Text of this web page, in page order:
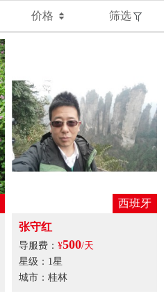
价格 筛选
西班牙
张守红
导服费： ¥500/天
星级：1星
城市：桂林